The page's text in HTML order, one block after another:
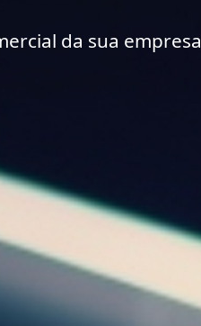
da sua empresa